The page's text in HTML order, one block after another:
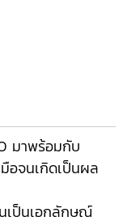
มาพร้อมกับ
อจนเกิดเป็นผล
เป็นเอกลักษณ์